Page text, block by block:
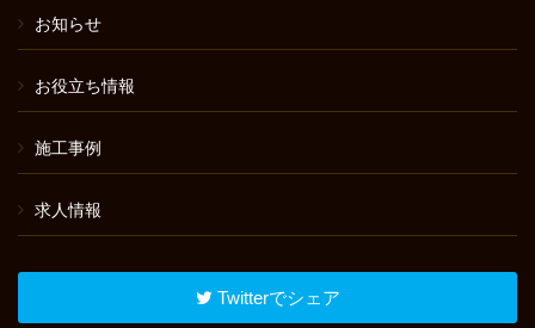
お知らせ
お役立ち情報
施工事例
求人情報
Twitterでシェア